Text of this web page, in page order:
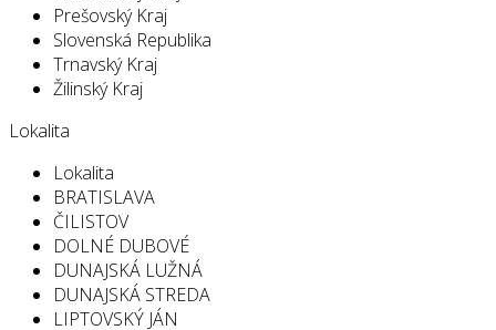
Prešovský Kraj
Slovenská Republika
Trnavský Kraj
Žilinský Kraj
Lokalita
Lokalita
BRATISLAVA
ČILISTOV
DOLNÉ DUBOVÉ
DUNAJSKÁ LUŽNÁ
DUNAJSKÁ STREDA
LIPTOVSKÝ JÁN